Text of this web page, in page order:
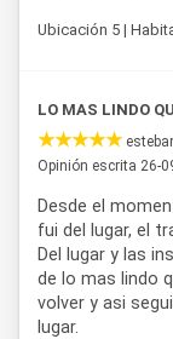
Ubicación 5 |
LO MAS LINDO
Opinión escrita 26-
Desde el
fui del lugar, el
Del lugar y las
de lo mas lindo
volver y asi
lugar.